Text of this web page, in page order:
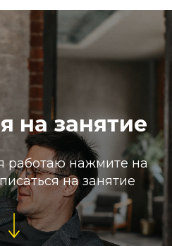
на занятие
работаю нажмите на
на занятие